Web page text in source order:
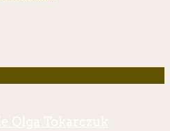
Olga Tokarczuk